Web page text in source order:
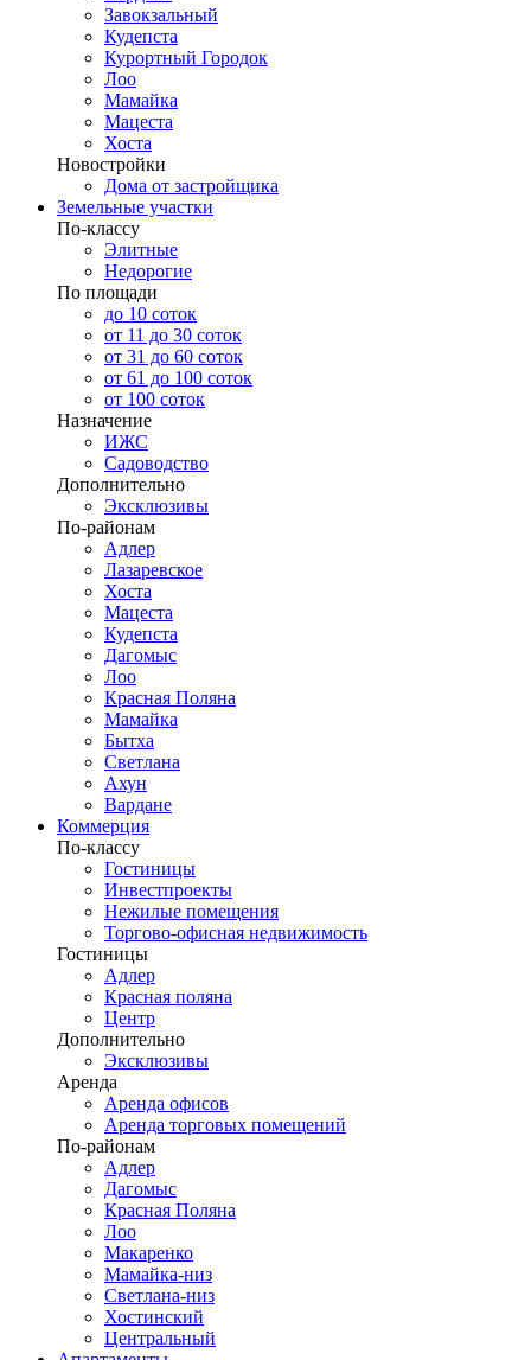
Завокзальный
Кудепста
Курортный Городок
Лоо
Мамайка
Мацеста
Хоста
Новостройки
Дома от застройщика
Земельные участки
По-классу
Элитные
Недорогие
По площади
до 10 соток
от 11 до 30 соток
от 31 до 60 соток
от 61 до 100 соток
от 100 соток
Назначение
ИЖС
Садоводство
Дополнительно
Эксклюзивы
По-районам
Адлер
Лазаревское
Хоста
Мацеста
Кудепста
Дагомыс
Лоо
Красная Поляна
Мамайка
Бытха
Светлана
Ахун
Вардане
Коммерция
По-классу
Гостиницы
Инвестпроекты
Нежилые помещения
Торгово-офисная недвижимость
Гостиницы
Адлер
Красная поляна
Центр
Дополнительно
Эксклюзивы
Аренда
Аренда офисов
Аренда торговых помещений
По-районам
Адлер
Дагомыс
Красная Поляна
Лоо
Макаренко
Мамайка-низ
Светлана-низ
Хостинский
Центральный